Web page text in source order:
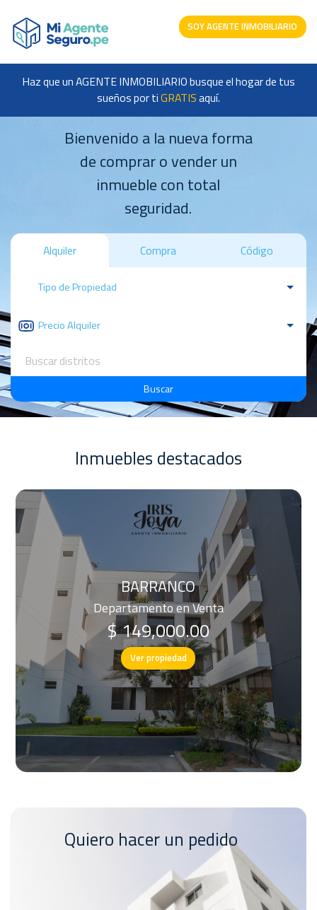
SOY AGENTE INMOBILIARIO
Haz que un AGENTE INMOBILIARIO busque el hogar de tus
sueños por tiGRATISaquí.
Bienvenido a la nueva forma
de comprar o vender un
inmueble con total
seguridad.
Alquiler Compra Código
Buscar
Inmuebles destacados
MIRAFLORES
Departamento en Alquiler
$ 1,900.00
Ver propiedad
Quiero hacer un pedido